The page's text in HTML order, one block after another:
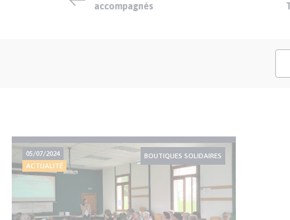
accompagnés
05/07/2024
ACTUALITÉ
BOUTIQUES SOLIDAIRES